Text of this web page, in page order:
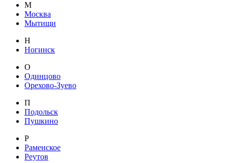
М
Москва
Мытищи
Н
Ногинск
О
Одинцово
Орехово-Зуево
П
Подольск
Пушкино
Р
Раменское
Реутов